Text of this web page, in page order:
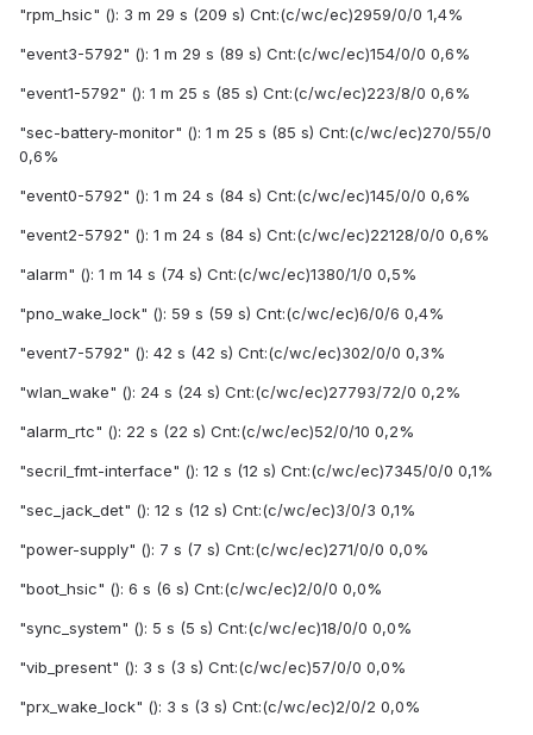
"rpm_hsic" (): 3 m 29 s (209 s) Cnt:(c/wc/ec)2959/0/0 1,4%
"event3-5792" (): 1 m 29 s (89 s) Cnt:(c/wc/ec)154/0/0 0,6%
"event1-5792" (): 1 m 25 s (85 s) Cnt:(c/wc/ec)223/8/0 0,6%
"sec-battery-monitor" (): 1 m 25 s (85 s) Cnt:(c/wc/ec)270/55/0
0,6%
"event0-5792" (): 1 m 24 s (84 s) Cnt:(c/wc/ec)145/0/0 0,6%
"event2-5792" (): 1 m 24 s (84 s) Cnt:(c/wc/ec)22128/0/0 0,6%
"alarm" (): 1 m 14 s (74 s) Cnt:(c/wc/ec)1380/1/0 0,5%
"pno_wake_lock" (): 59 s (59 s) Cnt:(c/wc/ec)6/0/6 0,4%
"event7-5792" (): 42 s (42 s) Cnt:(c/wc/ec)302/0/0 0,3%
"wlan_wake" (): 24 s (24 s) Cnt:(c/wc/ec)27793/72/0 0,2%
"alarm_rtc" (): 22 s (22 s) Cnt:(c/wc/ec)52/0/10 0,2%
"secril_fmt-interface" (): 12 s (12 s) Cnt:(c/wc/ec)7345/0/0 0,1%
"sec_jack_det" (): 12 s (12 s) Cnt:(c/wc/ec)3/0/3 0,1%
"power-supply" (): 7 s (7 s) Cnt:(c/wc/ec)271/0/0 0,0%
"boot_hsic" (): 6 s (6 s) Cnt:(c/wc/ec)2/0/0 0,0%
"sync_system" (): 5 s (5 s) Cnt:(c/wc/ec)18/0/0 0,0%
"vib_present" (): 3 s (3 s) Cnt:(c/wc/ec)57/0/0 0,0%
"prx_wake_lock" (): 3 s (3 s) Cnt:(c/wc/ec)2/0/2 0,0%